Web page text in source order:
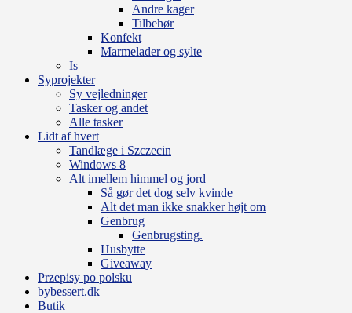
Andre kager
Tilbehør
Konfekt
Marmelader og sylte
Is
Syprojekter
Sy vejledninger
Tasker og andet
Alle tasker
Lidt af hvert
Tandlæge i Szczecin
Windows 8
Alt imellem himmel og jord
Så gør det dog selv kvinde
Alt det man ikke snakker højt om
Genbrug
Genbrugsting.
Husbytte
Giveaway
Przepisy po polsku
bybessert.dk
Butik